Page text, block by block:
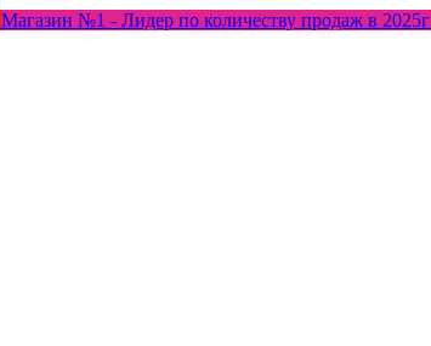
Магазин №1 - Лидер по количеству продаж в 2025г